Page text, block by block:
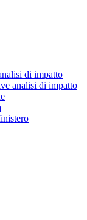
di impatto
analisi di impatto